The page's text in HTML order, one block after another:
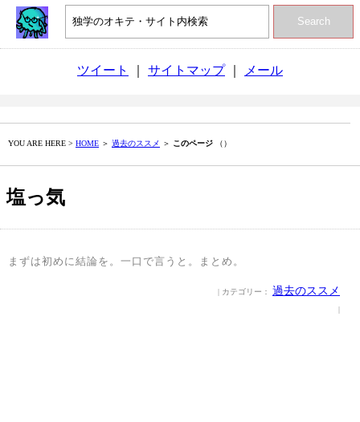
Search
ツイート サイトマップ｜ メール
YOU ARE HERE > HOME ＞ 過去のススメ ＞ このページ （）
塩っ気
まずは初めに結論を。一口で言うと。まとめ。
| カテゴリー： 過去のススメ
|